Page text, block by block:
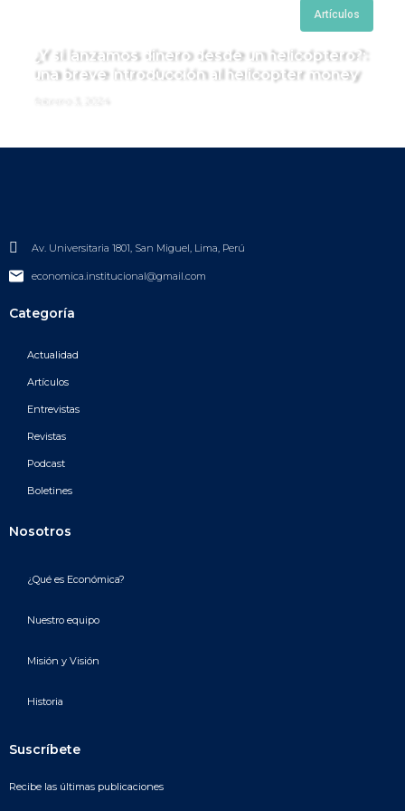
Artículos
¿Y si lanzamos dinero desde un helicóptero?:
una breve introducción al helicopter money
febrero 3, 2024
Av. Universitaria 1801, San Miguel, Lima, Perú
economica.institucional@gmail.com
Categoría
Actualidad
Artículos
Entrevistas
Revistas
Podcast
Boletines
Nosotros
¿Qué es Económica?
Nuestro equipo
Misión y Visión
Historia
Suscríbete
Recibe las últimas publicaciones